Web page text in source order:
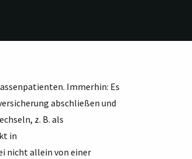
Immerhin: Es
abschließen und
z. B. als
in
nicht allein von einer